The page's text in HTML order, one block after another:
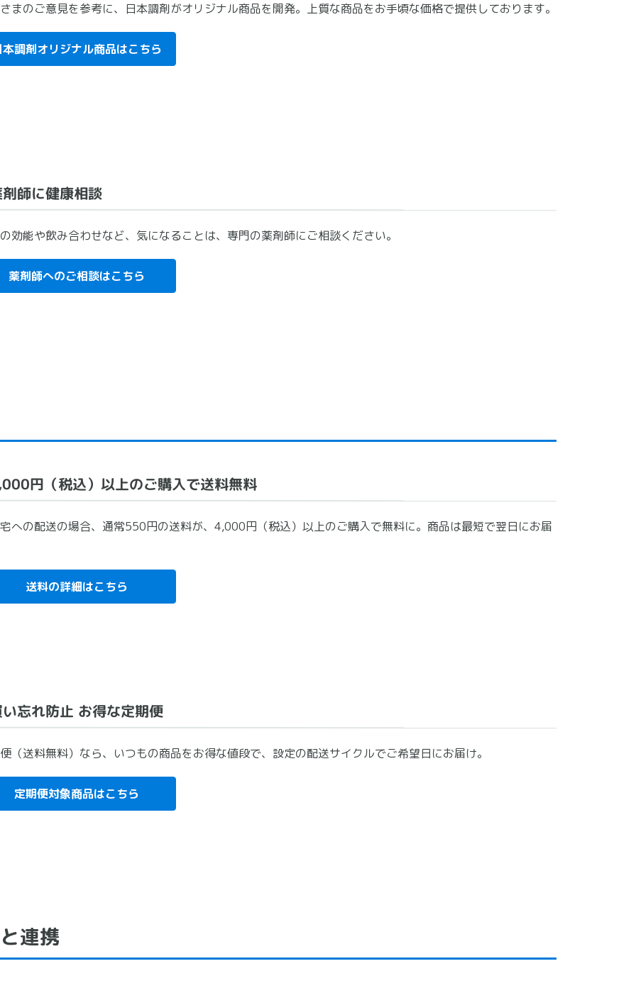
まのご意見を参考に、日本調剤がオリジナル商品を開発。上質な商品をお手頃な価格で提供しております。
本調剤オリジナル商品はこちら
師に健康相談
効能や飲み合わせなど、気になることは、専門の薬剤師にご相談ください。
薬剤師へのご相談はこちら
円（税込）以上のご購入で送料無料
への配送の場合、通常550円の送料が、4,000円（税込）以上のご購入で無料に。商品は最短で翌日にお届
送料の詳細はこちら
忘れ防止 お得な定期便
（送料無料）なら、いつもの商品をお得な値段で、設定の配送サイクルでご希望日にお届け。
定期便対象商品はこちら
連携